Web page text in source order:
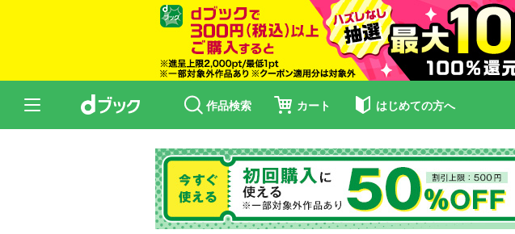
作品検索 カート はじめての方へ